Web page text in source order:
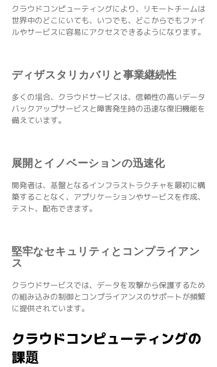
クラウドコンピューティングにより、リモートチームは
世界中のどこにいても、いつでも、どこからでもファイ
ルやサービスに容易にアクセスできるようになります。
ディザスタリカバリと事業継続性
多くの場合、クラウドサービスは、信頼性の高いデータ
バックアップサービスと障害発生時の迅速な復旧機能を
備えています。
展開とイノベーションの迅速化
開発者は、基盤となるインフラストラクチャを最初に構
築することなく、アプリケーションやサービスを作成、
テスト、配布できます。
堅牢なセキュリティとコンプライアン
ス
クラウドサービスでは、データを攻撃から保護するため
の組み込みの制御とコンプライアンスのサポートが頻繁
に提供されています。
クラウドコンピューティングの
課題